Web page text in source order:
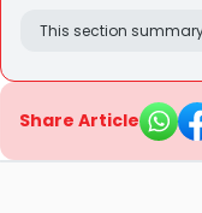
This section
Share Article